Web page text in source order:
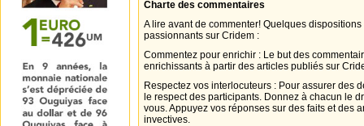
Charte des commentaires
A lire avant de commenter! Quelques
passionnants sur Cridem :
Commentez pour enrichir : Le but des
enrichissants à partir des articles publiés sur
Respectez vos interlocuteurs : Pour assurer des
le respect des participants. Donnez à chacun le
vous. Appuyez vos réponses sur des faits et des
invectives.